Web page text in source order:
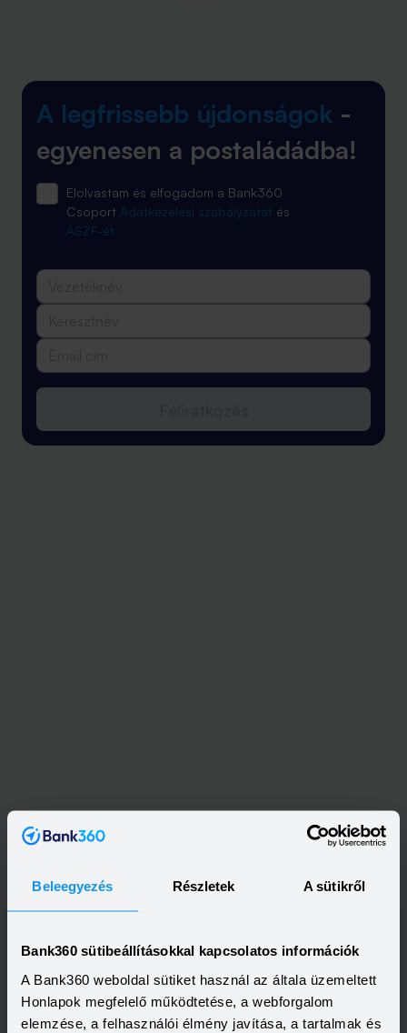
Beleegyezés Részletek A sütikről
Bank360 sütibeállításokkal kapcsolatos információk
A Bank360 weboldal sütiket használ az általa üzemeltett
Honlapok megfelelő működtetése, a webforgalom
elemzése, a felhasználói élmény javítása, a tartalmak és
A legfrissebb újdonságok -
egyenesen a postaládádba!
Elolvastam és elfogadom a Bank360
Csoport Adatkezelési szabályzatát és
ÁSZF-ét
ASZÁLYKÁR